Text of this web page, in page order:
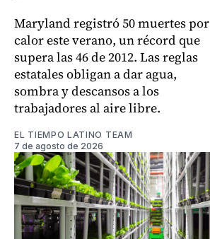
Maryland registró 50 muertes por
calor este verano, un récord que
supera las 46 de 2012. Las reglas
estatales obligan a dar agua,
sombra y descansos a los
trabajadores al aire libre.
EL TIEMPO LATINO TEAM
7 de agosto de 2026